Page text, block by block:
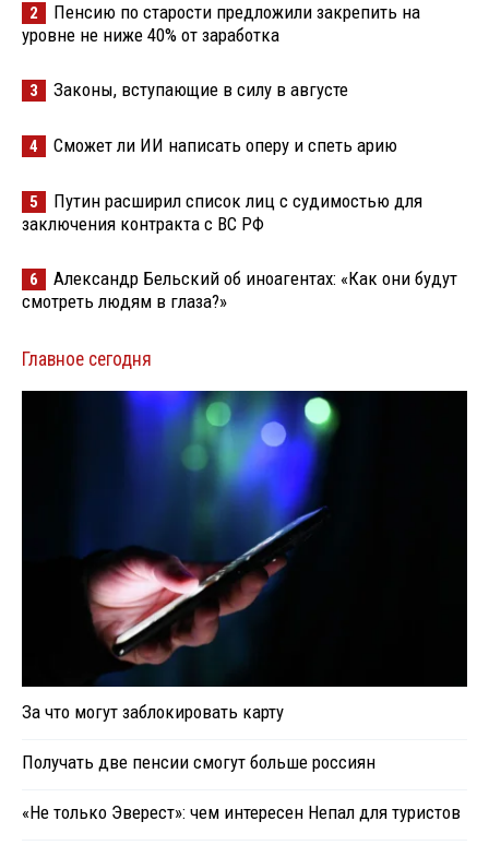
2
Пенсию по старости предложили закрепить на
уровне не ниже 40% от заработка
3 Законы, вступающие в силу в августе
4 Сможет ли ИИ написать оперу и спеть арию
5
Путин расширил список лиц с судимостью для
заключения контракта с ВС РФ
6
Александр Бельский об иноагентах: «Как они будут
смотреть людям в глаза?»
Главное сегодня
За что могут заблокировать карту
Получать две пенсии смогут больше россиян
«Не только Эверест»: чем интересен Непал для туристов